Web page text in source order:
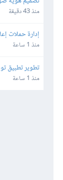
أطفال
منذ 43 دقيقة
إدارة حملات
منذ 1 ساعة
تطوير تطبيق
منذ 1 ساعة